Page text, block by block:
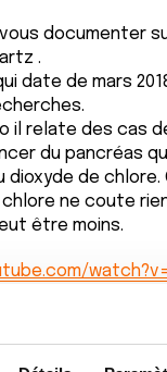
documenter
.
date de mars
il relate des cas
du pancréas
dioxyde de
ne coute
être moins.
promeut
de nombreuses